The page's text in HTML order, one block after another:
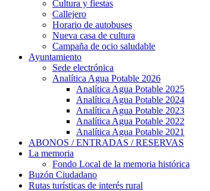
Cultura y fiestas
Callejero
Horario de autobuses
Nueva casa de cultura
Campaña de ocio saludable
Ayuntamiento
Sede electrónica
Analítica Agua Potable 2026
Analítica Agua Potable 2025
Analítica Agua Potable 2024
Analítica Agua Potable 2023
Analítica Agua Potable 2022
Analítica Agua Potable 2021
ABONOS / ENTRADAS / RESERVAS
La memoria
Fondo Local de la memoria histórica
Buzón Ciudadano
Rutas turísticas de interés rural